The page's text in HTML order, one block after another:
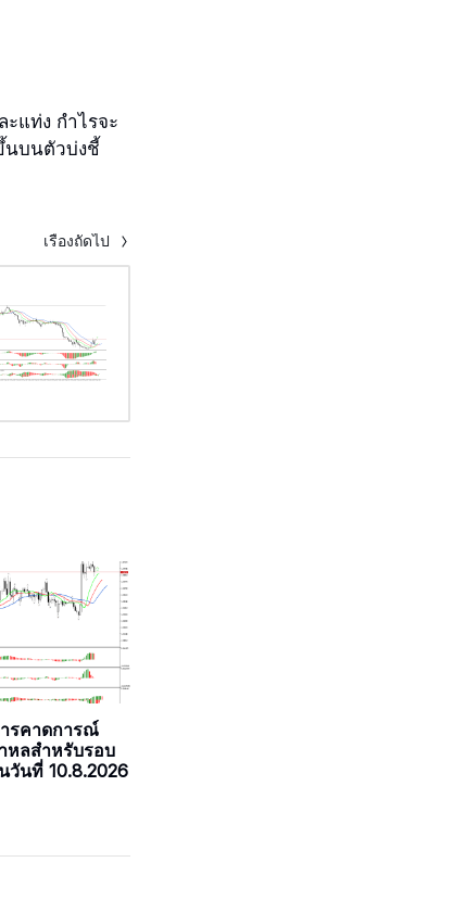
แท่ง กำไรจะ
นบนตัวบ่งชี้
เรื่องถัดไป
รคาดการณ์
หลสำหรับรอบ
วันที่ 10.8.2026